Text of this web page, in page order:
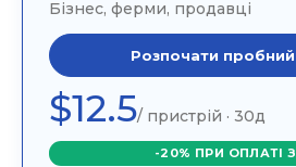
Бізнес, ферми, продавці
Розпочати
$12.5/ пристрій · 30д
-20% ПРИ ОПЛАТІ